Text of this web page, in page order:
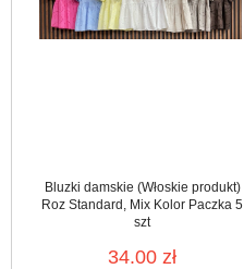
Bluzki damskie (Włoskie produkt)
Roz Standard, Mix Kolor Paczka 5
szt
34.00 zł